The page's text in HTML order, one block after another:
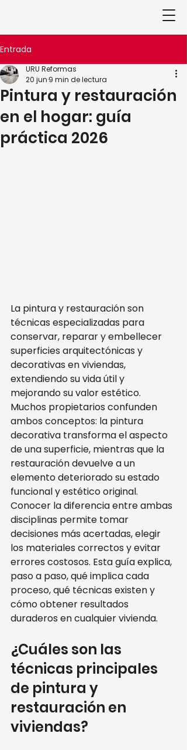
Entrada
Pintura y restauración
en el hogar: guía
práctica 2026
URU Reformas
20 jun 9 min de lectura
La pintura y restauración son
técnicas especializadas para
conservar, reparar y embellecer
superficies arquitectónicas y
decorativas en viviendas,
extendiendo su vida útil y
mejorando su valor estético.
Muchos propietarios confunden
ambos conceptos: la pintura
decorativa transforma el aspecto
de una superficie, mientras que la
restauración devuelve a un
elemento deteriorado su estado
funcional y estético original.
Conocer la diferencia entre ambas
disciplinas permite tomar
decisiones más acertadas, elegir
los materiales correctos y evitar
errores costosos. Esta guía explica,
paso a paso, qué implica cada
proceso, qué técnicas existen y
cómo obtener resultados
duraderos en cualquier vivienda.
¿Cuáles son las
técnicas principales
de pintura y
restauración en
viviendas?